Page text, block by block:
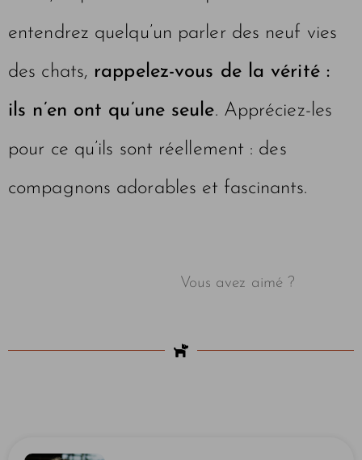
entendrez quelqu’un parler des neuf vies
des chats, rappelez-vous de la vérité :
ils n’en ont qu’une seule. Appréciez-les
pour ce qu’ils sont réellement : des
compagnons adorables et fascinants.
Vous avez aimé ?